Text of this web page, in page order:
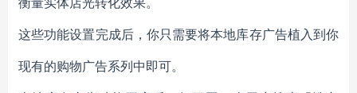
这些功能设置完成后，你只需要将本地库存广告植入到你
现有的购物广告系列中即可。